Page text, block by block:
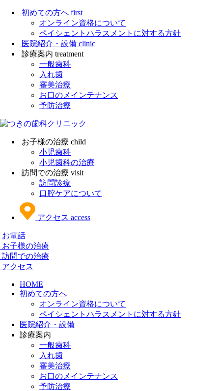
初めての方へ first
オンライン資格について
ペイシェントハラスメントに対する方針
医院紹介・設備 clinic
診療案内 treatment
一般歯科
入れ歯
審美治療
お口のメインテナンス
予防治療
お子様の治療 child
小児歯科
小児歯科の治療
訪問での治療 visit
訪問診療
口腔ケアについて
アクセス access
お電話
お子様の治療
訪問での治療
アクセス
HOME
初めての方へ
オンライン資格について
ペイシェントハラスメントに対する方針
医院紹介・設備
診療案内
一般歯科
入れ歯
審美治療
お口のメインテナンス
予防治療